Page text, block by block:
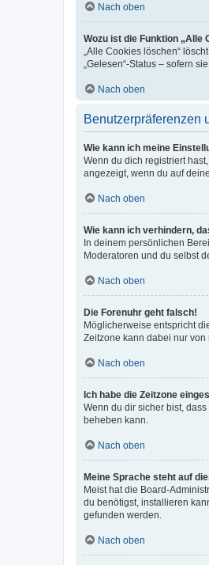
Nach oben
Wozu ist die Funktion „Alle
„Alle Cookies löschen“
„Gelesen“-Status – sofern
Nach oben
Benutzerpräferenzen
Wie kann ich meine
Wenn du dich registriert
angezeigt, wenn du auf
Nach oben
Wie kann ich verhindern,
In deinem persönlichen
Moderatoren und du selbst
Nach oben
Die Forenuhr geht falsch!
Möglicherweise entspricht
Zeitzone kann dabei nur von
Nach oben
Ich habe die Zeitzone
Wenn du dir sicher bist,
beheben kann.
Nach oben
Meine Sprache steht auf
Meist hat die Board-
du benötigst, installieren
gefunden werden.
Nach oben